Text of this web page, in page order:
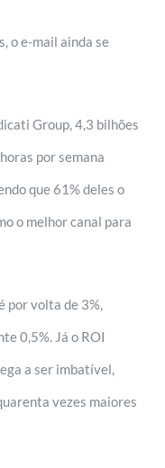
o e-mail ainda se
Group, 4,3 bilhões
por semana
que 61% deles o
o melhor canal para
por volta de 3%,
0,5%. Já o ROI
a ser imbatível,
vezes maiores